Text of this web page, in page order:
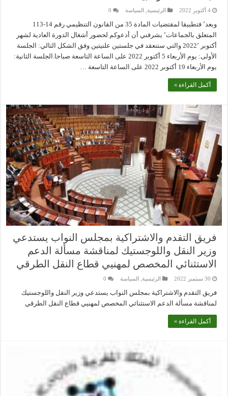
4 أكتوبر 2022 الرئيسية السياسة 0
وبعد٬ فتطبيقا لمقتضيات المادة 35 من القانون التنظيمي رقم 14-113
المتعلق بالجماعات٬ يشرفني أن أدعوكم لحضور أشغال الدورة العادية لشهر
أكتوبر 2022٬ والتي ستنعقد في جلستين علنيتين وفق الشكل التالي: الجلسة
الأولى: يوم الأربعاء 5 أكتوبر 2022 على الساعة التاسعة صباحا.الجلسة الثانية:
يوم الأربعاء 19 أكتوبر 2022 على الساعة التاسعة …
أكمل القراءة »
فريق التقدم والاشتراكية بمجلس النواب يستدعي
وزير النقل واللوجستيك لمناقشة مسألة الدعم
الاستثنائي المخصص لمهنيي قطاع النقل الطرقي
30 سبتمبر 2022 الرئيسية السياسة 0
فريق التقدم والاشتراكية بمجلس النواب يستدعي وزير النقل واللوجستيك
لمناقشة مسألة الدعم الاستثنائي المخصص لمهنيي قطاع النقل الطرقي
أكمل القراءة »